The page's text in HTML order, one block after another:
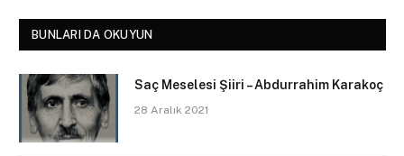
BUNLARI DA OKUYUN
Saç Meselesi Şiiri – Abdurrahim Karakoç
28 Aralık 2021